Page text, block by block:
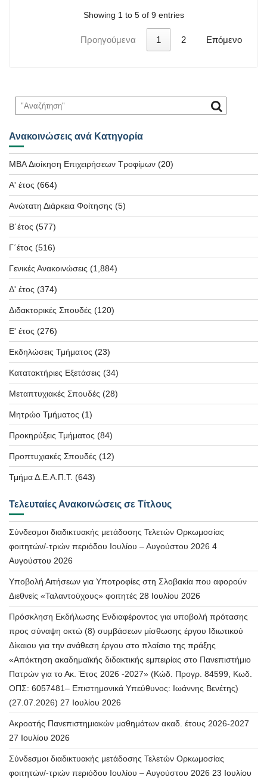
Showing 1 to 5 of 9 entries
Προηγούμενα 1 2 Επόμενο
Ανακοινώσεις ανά Κατηγορία
MBA Διοίκηση Επιχειρήσεων Τροφίμων (20)
Α' έτος (664)
Ανώτατη Διάρκεια Φοίτησης (5)
Β΄έτος (577)
Γ΄έτος (516)
Γενικές Ανακοινώσεις (1,884)
Δ' έτος (374)
Διδακτορικές Σπουδές (120)
Ε' έτος (276)
Εκδηλώσεις Τμήματος (23)
Κατατακτήριες Εξετάσεις (34)
Μεταπτυχιακές Σπουδές (28)
Μητρώο Τμήματος (1)
Προκηρύξεις Τμήματος (84)
Προπτυχιακές Σπουδές (12)
Τμήμα Δ.Ε.Α.Π.Τ. (643)
Τελευταίες Ανακοινώσεις σε Τίτλους
Σύνδεσμοι διαδικτυακής μετάδοσης Τελετών Ορκωμοσίας
φοιτητών/-τριών περιόδου Ιουλίου – Αυγούστου 2026 4
Αυγούστου 2026
Υποβολή Αιτήσεων για Υποτροφίες στη Σλοβακία που αφορούν
Διεθνείς «Ταλαντούχους» φοιτητές 28 Ιουλίου 2026
Πρόσκληση Εκδήλωσης Ενδιαφέροντος για υποβολή πρότασης
προς σύναψη οκτώ (8) συμβάσεων μίσθωσης έργου Ιδιωτικού
Δίκαιου για την ανάθεση έργου στο πλαίσιο της πράξης
«Απόκτηση ακαδημαϊκής διδακτικής εμπειρίας στο Πανεπιστήμιο
Πατρών για το Ακ. Έτος 2026 -2027» (Κώδ. Προγρ. 84599, Κωδ.
ΟΠΣ: 6057481– Επιστημονικά Υπεύθυνος: Ιωάννης Βενέτης)
(27.07.2026) 27 Ιουλίου 2026
Ακροατής Πανεπιστημιακών μαθημάτων ακαδ. έτους 2026-2027
27 Ιουλίου 2026
Σύνδεσμοι διαδικτυακής μετάδοσης Τελετών Ορκωμοσίας
φοιτητών/-τριών περιόδου Ιουλίου – Αυγούστου 2026 23 Ιουλίου